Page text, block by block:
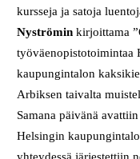
kursseja ja satoja
Nyströmin kirjoittama
työväenopistotoimintaa
kaupungintalon
Arbiksen taivalta
Samana päivänä
Helsingin
yhteydessä järjestettiin